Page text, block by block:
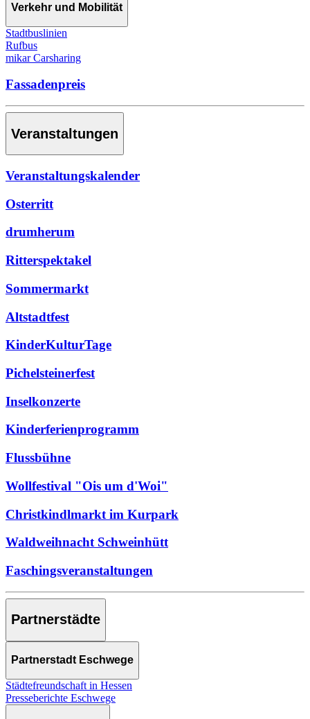
Verkehr und Mobilität
Stadtbuslinien
Rufbus
mikar Carsharing
Fassadenpreis
Veranstaltungen
Veranstaltungskalender
Osterritt
drumherum
Ritterspektakel
Sommermarkt
Altstadtfest
KinderKulturTage
Pichelsteinerfest
Inselkonzerte
Kinderferienprogramm
Flussbühne
Wollfestival "Ois um d'Woi"
Christkindlmarkt im Kurpark
Waldweihnacht Schweinhütt
Faschingsveranstaltungen
Partnerstädte
Partnerstadt Eschwege
Städtefreundschaft in Hessen
Presseberichte Eschwege